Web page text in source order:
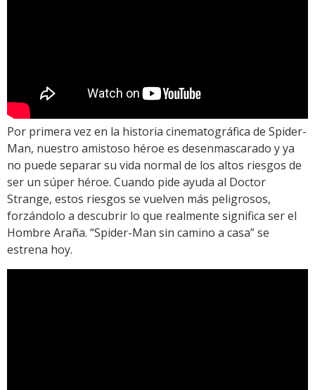
Por primera vez en la historia cinematográfica de Spider-
Man, nuestro amistoso héroe es desenmascarado y ya
no puede separar su vida normal de los altos riesgos de
ser un súper héroe. Cuando pide ayuda al Doctor
Strange, estos riesgos se vuelven más peligrosos,
forzándolo a descubrir lo que realmente significa ser el
Hombre Araña. “Spider-Man sin camino a casa” se
estrena hoy.